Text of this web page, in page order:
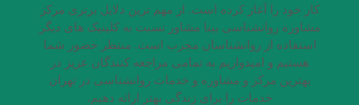
کار خود را آغاز کرده است. از مهم ترین دلایل برتری مرکز
مشاوره روانشناسی بینا مشاور نسبت به کلینیک های دیگر
استفاده از روانشناسان مجرب است. منتظر حضور شما
هستیم و امیدواریم به تمامی مراجعه کنندگان عزیز در
بهترین مرکز و مشاوره و خدمات روانشناسی در تهران
خدمات را برای زندگی بهتر ارائه دهیم.